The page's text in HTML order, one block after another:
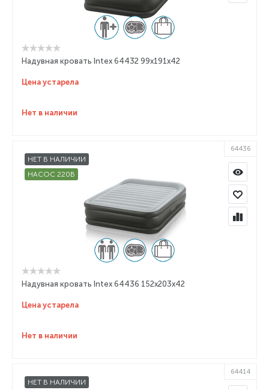
Надувная кровать Intex 64432 99х191х42
Цена устарела
Нет в наличии
НЕТ В НАЛИЧИИ
НАСОС 220В
64436
Надувная кровать Intex 64436 152х203х42
Цена устарела
Нет в наличии
НЕТ В НАЛИЧИИ
64414